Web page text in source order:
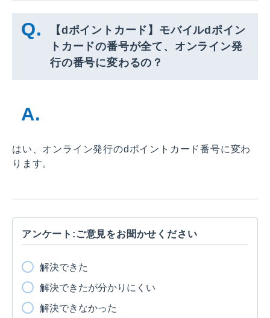
【dポイントカード】モバイルdポイン
トカードの番号が全て、オンライン発
行の番号に変わるの？
はい、オンライン発行のdポイントカード番号に変わ
ります。
アンケート:ご意見をお聞かせください
解決できた
解決できたが分かりにくい
解決できなかった